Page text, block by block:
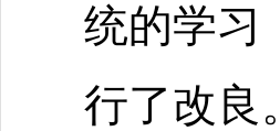
统的学习
行了改良